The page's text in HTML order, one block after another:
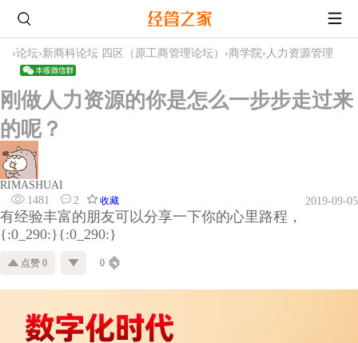
›论坛›新商科论坛 四区（原工商管理论坛） ›商学院› 人力资源管理
刚做人力资源的你是怎么一步步走过来
的呢？
RIMASHUAI
1481
2 收藏 2019-09-05
有经验丰富的朋友可以分享一下你的心里路程，
{:0_290:}{:0_290:}
点赞 0 0